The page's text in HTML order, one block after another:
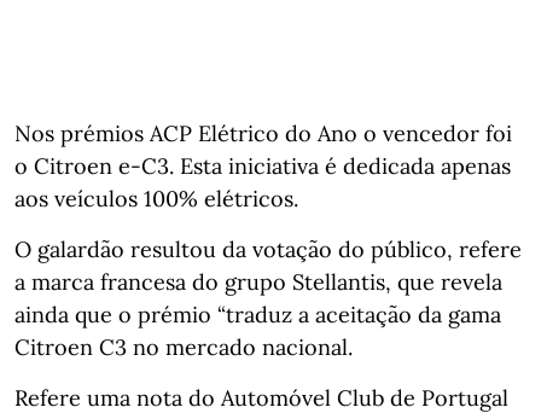
Nos prémios ACP Elétrico do Ano o vencedor foi
o Citroen e-C3. Esta iniciativa é dedicada apenas
aos veículos 100% elétricos.
O galardão resultou da votação do público, refere
a marca francesa do grupo Stellantis, que revela
ainda que o prémio “traduz a aceitação da gama
Citroen C3 no mercado nacional.
Refere uma nota do Automóvel Club de Portugal